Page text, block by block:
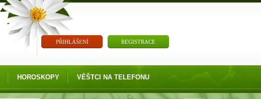
PŘIHLÁŠENÍ REGISTRACE
HOROSKOPY VĚŠTCI NA TELEFONU